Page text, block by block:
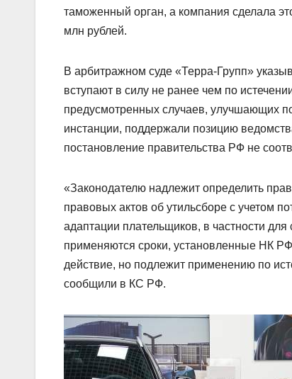
таможенный орган, а компания сделала
млн рублей.
В арбитражном суде «Терра-Групп»
вступают в силу не ранее чем по
предусмотренных случаев, улучшающих
инстанции, поддержали позицию
постановление правительства РФ не
«Законодателю надлежит определить
правовых актов об утильсборе с учетом
адаптации плательщиков, в частности
применяются сроки, установленные НК
действие, но подлежит применению по
сообщили в КС РФ.